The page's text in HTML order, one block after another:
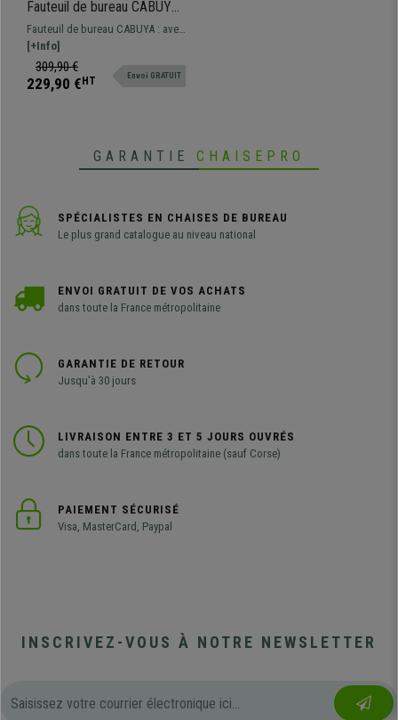
Fauteuil de bureau CABUYA,
Repose-pieds Extensible,
Fonction Massage, Cuir, Noir
Fauteuil de bureau CABUYA : avec
fonction de massage, inclinable
(135º) et avec repose-pieds
extensible. Si vous recherchez
[+Info]
309,90 €
229,90 € HT Envoi GRATUIT
GARANTIE CHAISEPRO
SPÉCIALISTES EN CHAISES DE BUREAU
Le plus grand catalogue au niveau national
ENVOI GRATUIT DE VOS ACHATS
dans toute la France métropolitaine
GARANTIE DE RETOUR
Jusqu'à 30 jours
LIVRAISON ENTRE 3 ET 5 JOURS OUVRÉS
dans toute la France métropolitaine (sauf Corse)
PAIEMENT SÉCURISÉ
Visa, MasterCard, Paypal
INSCRIVEZ-VOUS À NOTRE NEWSLETTER